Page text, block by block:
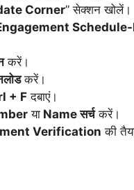
Corner” सेक्शन खोलें।
करें।
करें।
+ F दबाएं।
या Name सर्चकरें।
Verification की